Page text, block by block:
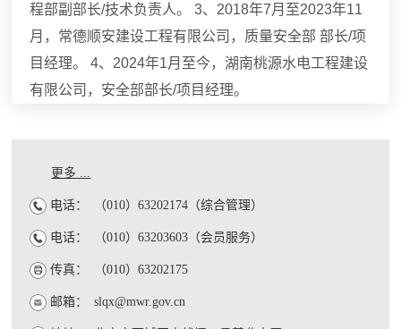
程部副部长/技术负责人。 3、2018年7月至2023年11
月，常德顺安建设工程有限公司，质量安全部 部长/项
目经理。 4、2024年1月至今，湖南桃源水电工程建设
有限公司，安全部部长/项目经理。
更多 ...
电话： （010）63202174（综合管理）
电话： （010）63203603（会员服务）
传真： （010）63202175
邮箱： slqx@mwr.gov.cn